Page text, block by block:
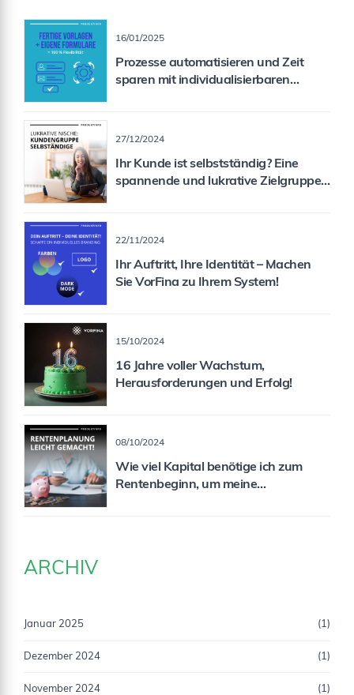
16/01/2025
Prozesse automatisieren und Zeit
sparen mit individualisierbaren
27/12/2024
Ihr Kunde ist selbstständig? Eine
spannende und lukrative Zielgruppe
22/11/2024
Ihr Auftritt, Ihre Identität – Machen
Sie VorFina zu Ihrem System!
15/10/2024
16 Jahre voller Wachstum,
Herausforderungen und Erfolg!
08/10/2024
Wie viel Kapital benötige ich zum
Rentenbeginn, um meine
ARCHIV
Januar 2025 (1)
Dezember 2024 (1)
November 2024 (1)